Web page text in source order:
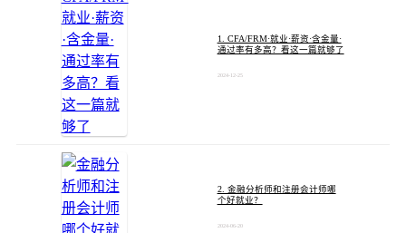
1. CFA/FRM·就业·薪资·含金量·
通过率有多高？看这一篇就够了
2024-12-25
2. 金融分析师和注册会计师哪
个好就业？
2024-06-20